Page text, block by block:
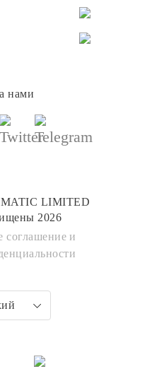
нами
LIMITED
2026
соглашение и